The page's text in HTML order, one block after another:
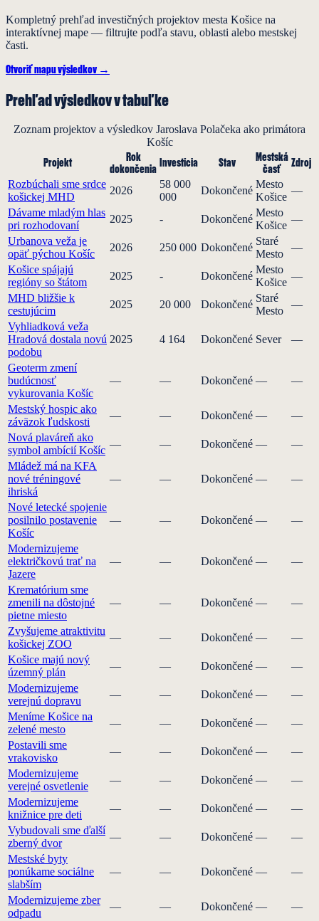
Kompletný prehľad investičných projektov mesta Košice na
interaktívnej mape — filtrujte podľa stavu, oblasti alebo mestskej
časti.
Otvoriť mapu výsledkov →
Prehľad výsledkov v tabuľke
Zoznam projektov a výsledkov Jaroslava Polačeka ako primátora
Košíc
Projekt
Rok
dokončenia
Investícia Stav
Mestská
časť
Zdroj
Rozbúchali sme srdce
košickej MHD
2026
58 000
000
Dokončené
Mesto
Košice
—
Dávame mladým hlas
pri rozhodovaní
2025 - Dokončené
Mesto
Košice
—
Urbanova veža je
opäť pýchou Košíc
2026 250 000 Dokončené
Staré
Mesto
—
Košice spájajú
regióny so štátom
2025 - Dokončené
Mesto
Košice
—
MHD bližšie k
cestujúcim
2025 20 000 Dokončené
Staré
Mesto
—
Vyhliadková veža
Hradová dostala novú
podobu
2025 4 164 Dokončené Sever —
Geoterm zmení
budúcnosť
vykurovania Košíc
— — Dokončené — —
Mestský hospic ako
záväzok ľudskosti
— — Dokončené —
—
Nová plaváreň ako
symbol ambícií Košíc
— — Dokončené —
—
Mládež má na KFA
nové tréningové
ihriská
— — Dokončené — —
Nové letecké spojenie
posilnilo postavenie
Košíc
— — Dokončené — —
Modernizujeme
električkovú trať na
Jazere
— — Dokončené — —
Krematórium sme
zmenili na dôstojné
pietne miesto
— — Dokončené — —
Zvyšujeme atraktivitu
košickej ZOO
— — Dokončené —
—
Košice majú nový
územný plán
— — Dokončené —
—
Modernizujeme
verejnú dopravu
— — Dokončené —
—
Meníme Košice na
zelené mesto
— — Dokončené —
—
Postavili sme
vrakovisko
— — Dokončené —
—
Modernizujeme
verejné osvetlenie
— — Dokončené —
—
Modernizujeme
knižnice pre deti
— — Dokončené —
—
Vybudovali sme ďalší
zberný dvor
— — Dokončené —
—
Mestské byty
ponúkame sociálne
slabším
— — Dokončené — —
Modernizujeme zber
odpadu
— — Dokončené —
—